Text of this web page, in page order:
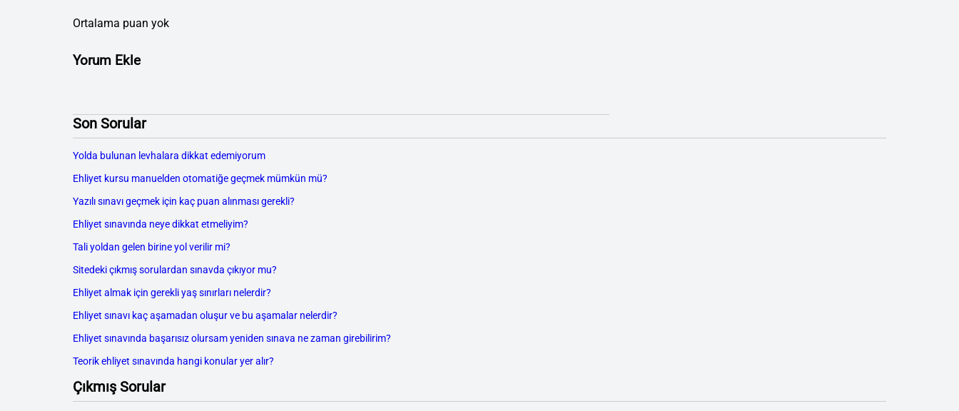
Ortalama puan yok
Yorum Ekle
Son Sorular
Yolda bulunan levhalara dikkat edemiyorum
Ehliyet kursu manuelden otomatiğe geçmek mümkün mü?
Yazılı sınavı geçmek için kaç puan alınması gerekli?
Ehliyet sınavında neye dikkat etmeliyim?
Tali yoldan gelen birine yol verilir mi?
Sitedeki çıkmış sorulardan sınavda çıkıyor mu?
Ehliyet almak için gerekli yaş sınırları nelerdir?
Ehliyet sınavı kaç aşamadan oluşur ve bu aşamalar nelerdir?
Ehliyet sınavında başarısız olursam yeniden sınava ne zaman girebilirim?
Teorik ehliyet sınavında hangi konular yer alır?
Çıkmış Sorular